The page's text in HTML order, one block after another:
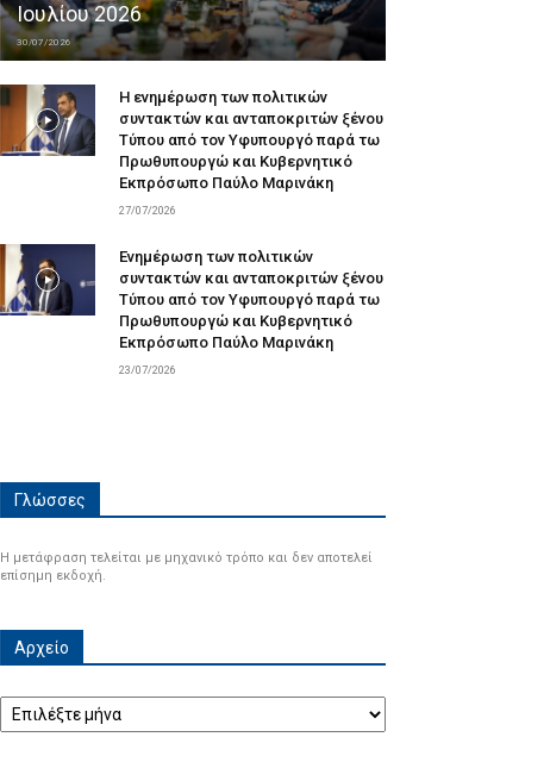
Ιουλίου 2026
30/07/2026
Η ενημέρωση των πολιτικών
συντακτών και ανταποκριτών ξένου
Τύπου από τον Υφυπουργό παρά τω
Πρωθυπουργώ και Κυβερνητικό
Εκπρόσωπο Παύλο Μαρινάκη
27/07/2026
Ενημέρωση των πολιτικών
συντακτών και ανταποκριτών ξένου
Τύπου από τον Υφυπουργό παρά τω
Πρωθυπουργώ και Κυβερνητικό
Εκπρόσωπο Παύλο Μαρινάκη
23/07/2026
Γλώσσες
Η μετάφραση τελείται με μηχανικό τρόπο και δεν αποτελεί
επίσημη εκδοχή.
Αρχείο
Αρχείο